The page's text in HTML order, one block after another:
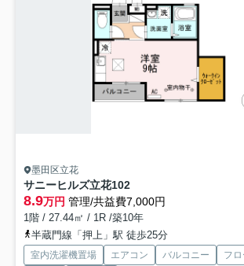
墨田区立花
サニーヒルズ立花102
8.9万円 管理/共益費7,000円
1階 / 27.44㎡ / 1R /築10年
半蔵門線「押上」駅 徒歩25分
室内洗濯機置場 エアコン バルコニー
フ